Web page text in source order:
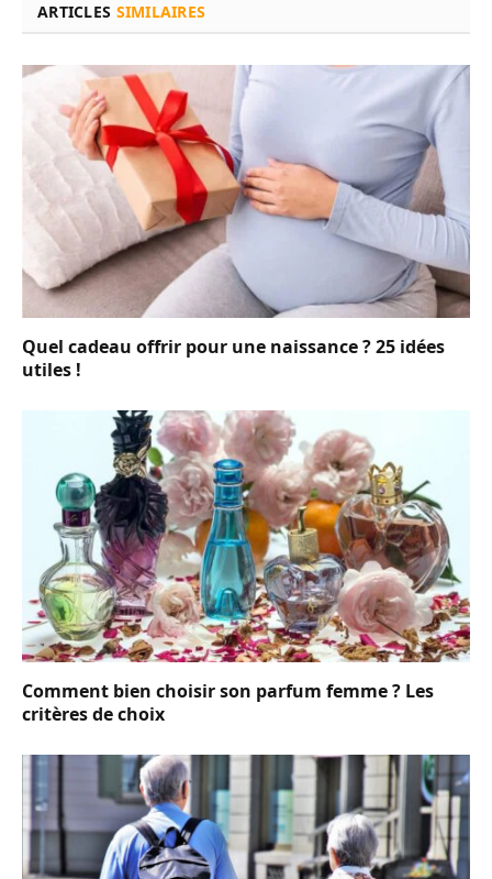
ARTICLES SIMILAIRES
Quel cadeau offrir pour une naissance ? 25 idées
utiles !
Comment bien choisir son parfum femme ? Les
critères de choix